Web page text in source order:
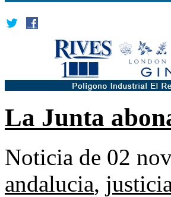
La Junta
Noticia de 02
andalucia,